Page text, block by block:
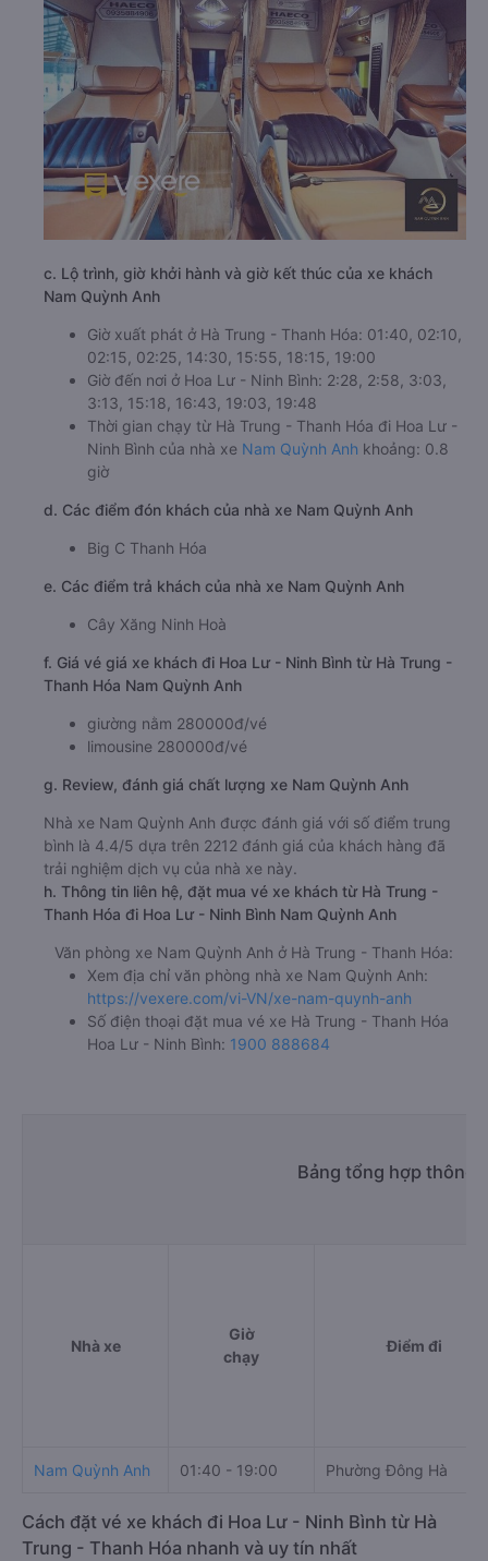
c. Lộ trình, giờ khởi hành và giờ kết thúc của xe khách
Nam Quỳnh Anh
Giờ xuất phát ở Hà Trung - Thanh Hóa: 01:40, 02:10,
02:15, 02:25, 14:30, 15:55, 18:15, 19:00
Giờ đến nơi ở Hoa Lư - Ninh Bình: 2:28, 2:58, 3:03,
3:13, 15:18, 16:43, 19:03, 19:48
Thời gian chạy từ Hà Trung - Thanh Hóa đi Hoa Lư -
Ninh Bình của nhà xe Nam Quỳnh Anh khoảng: 0.8
giờ
d. Các điểm đón khách của nhà xe Nam Quỳnh Anh
Big C Thanh Hóa
e. Các điểm trả khách của nhà xe Nam Quỳnh Anh
Cây Xăng Ninh Hoà
f. Giá vé giá xe khách đi Hoa Lư - Ninh Bình từ Hà Trung -
Thanh Hóa Nam Quỳnh Anh
giường nằm 280000đ/vé
limousine 280000đ/vé
g. Review, đánh giá chất lượng xe Nam Quỳnh Anh
Nhà xe Nam Quỳnh Anh được đánh giá với số điểm trung
bình là 4.4/5 dựa trên 2212 đánh giá của khách hàng đã
trải nghiệm dịch vụ của nhà xe này.
h. Thông tin liên hệ, đặt mua vé xe khách từ Hà Trung -
Thanh Hóa đi Hoa Lư - Ninh Bình Nam Quỳnh Anh
Văn phòng xe Nam Quỳnh Anh ở Hà Trung - Thanh Hóa:
Xem địa chỉ văn phòng nhà xe Nam Quỳnh Anh:
https://vexere.com/vi-VN/xe-nam-quynh-anh
Số điện thoại đặt mua vé xe Hà Trung - Thanh Hóa
Hoa Lư - Ninh Bình: 1900 888684
Bảng tổng hợp thông
Nhà xe
Giờ
chạy
Điểm đi
Nam Quỳnh Anh 01:40 - 19:00 Phường Đông Hà
Cách đặt vé xe khách đi Hoa Lư - Ninh Bình từ Hà
Trung - Thanh Hóa nhanh và uy tín nhất